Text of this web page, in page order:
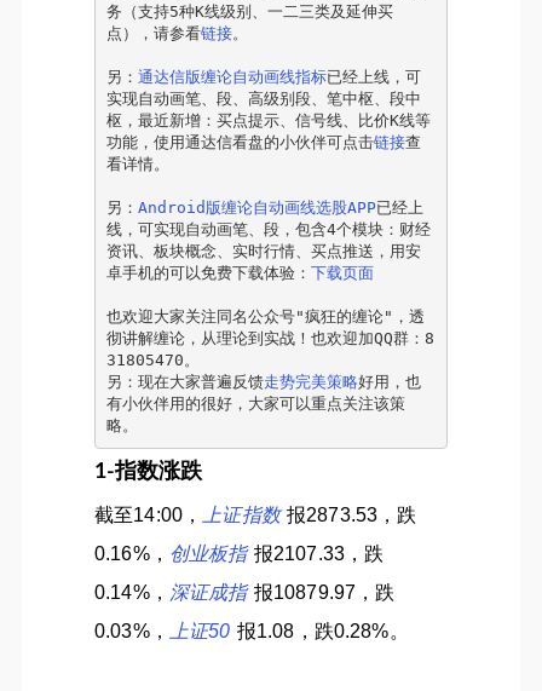
务（支持5种K线级别、一二三类及延伸买
点），请参看链接。
另：通达信版缠论自动画线指标已经上线，可
实现自动画笔、段、高级别段、笔中枢、段中
枢，最近新增：买点提示、信号线、比价K线等
功能，使用通达信看盘的小伙伴可点击链接查
看详情。
另：Android版缠论自动画线选股APP已经上
线，可实现自动画笔、段，包含4个模块：财经
资讯、板块概念、实时行情、买点推送，用安
卓手机的可以免费下载体验：下载页面
也欢迎大家关注同名公众号"疯狂的缠论"，透
彻讲解缠论，从理论到实战！也欢迎加QQ群：8
31805470。
另：现在大家普遍反馈走势完美策略好用，也
有小伙伴用的很好，大家可以重点关注该策
略。
1-指数涨跌
截至14:00， 上证指数 报2873.53，跌
0.16%， 创业板指 报2107.33，跌
0.14%， 深证成指 报10879.97，跌
0.03%，
上证50 报1.08，跌0.28%。